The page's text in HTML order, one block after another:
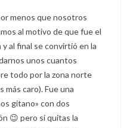
menos que nosotros
al motivo de que fue el
al final se convirtió en la
unos cuantos
todo por la zona norte
caro). Fue una
gitano» con dos
😉 pero si quitas la